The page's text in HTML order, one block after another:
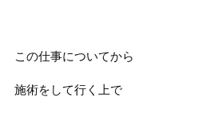
この仕事についてから
施術をして行く上で